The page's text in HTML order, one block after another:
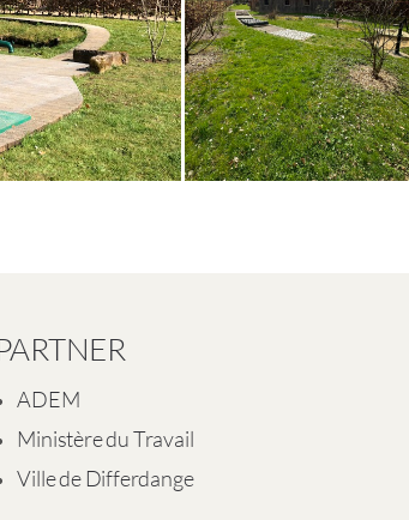
ADEM
Ministère du Travail
Ville de Differdange